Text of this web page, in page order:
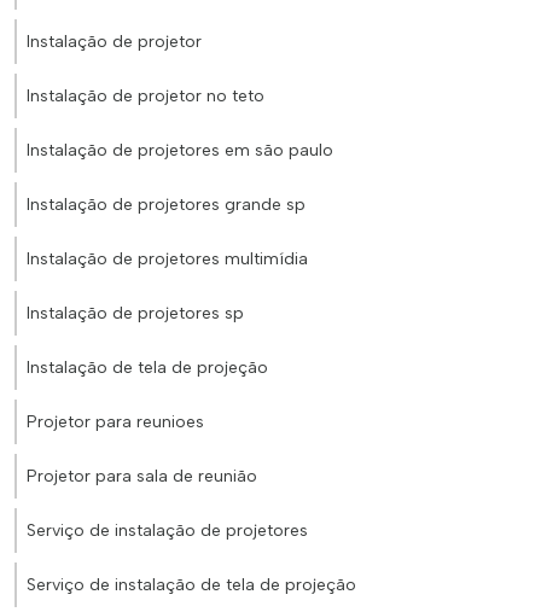
Instalação de projetor
Instalação de projetor no teto
Instalação de projetores em são paulo
Instalação de projetores grande sp
Instalação de projetores multimídia
Instalação de projetores sp
Instalação de tela de projeção
Projetor para reunioes
Projetor para sala de reunião
Serviço de instalação de projetores
Serviço de instalação de tela de projeção